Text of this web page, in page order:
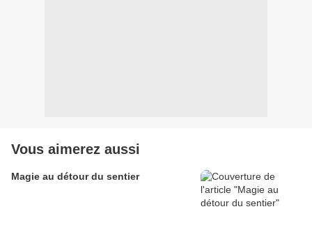
Vous aimerez aussi
Magie au détour du sentier